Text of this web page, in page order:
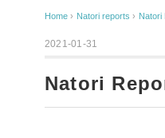
Home › Natori reports › Natori
2021-01-31
Natori